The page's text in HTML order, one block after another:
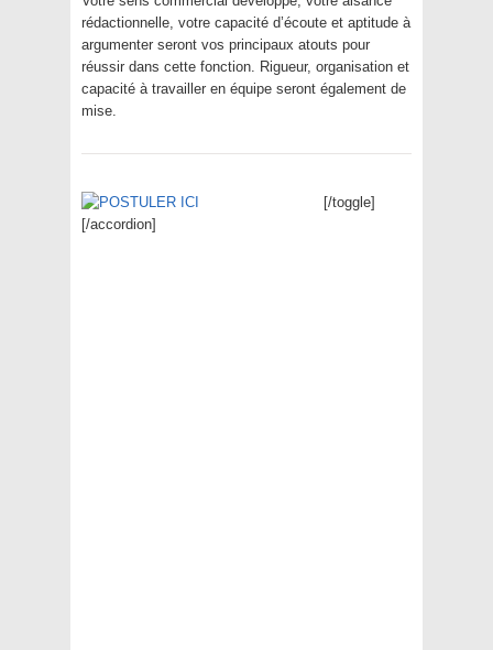
rédactionnelle, votre capacité d’écoute et aptitude à
argumenter seront vos principaux atouts pour
réussir dans cette fonction. Rigueur, organisation et
capacité à travailler en équipe seront également de
mise.
[/toggle]
[/accordion]